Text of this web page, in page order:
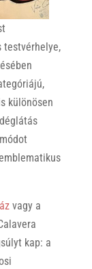
testvérhelye,
különösen
vagy a
kap: a